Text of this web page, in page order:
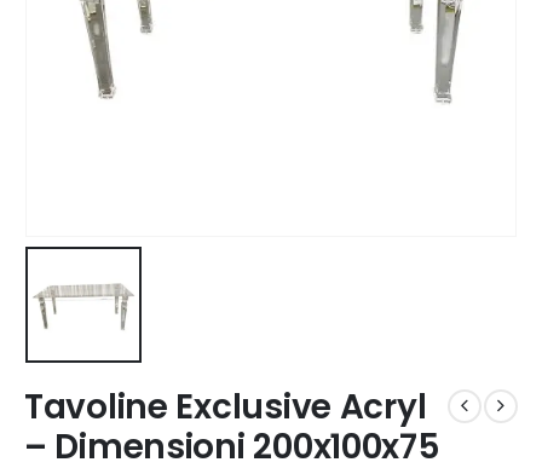
Tavoline Exclusive Acryl
– Dimensioni 200x100x75